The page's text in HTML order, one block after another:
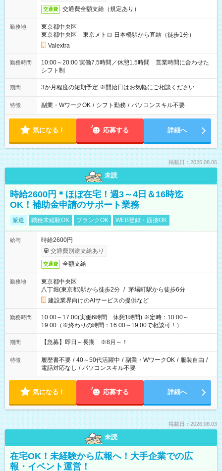
交通費 交通費全額支給（規定あり）
勤務地
東京都中央区
東京都中央区 東京メトロ 日本橋駅から直結（徒歩1分）
Valextra
勤務時間
10:00～20:00 実働7.5時間／休憩1.5時間 営業時間に合わせた
シフト制
期間 3か月程度の短期予定 ※開始日はお気軽にご相談ください
特徴 副業・WワークOK / シフト勤務 / パソコンスキル不要
気になる！ 応募する 詳細へ
掲載日：2026.08.06
未読
時給2600円＊ほぼ在宅！週3～4日＆16時迄
OK！補助金申請のサポート業務
派遣 職種未経験OK ブランクOK WEB登録・面接OK
給与
時給2600円
交通費別途支給あり
交通費 全額支給
勤務地
東京都中央区
八丁堀(東京都)駅から徒歩2分 / 茅場町駅から徒歩6分
建設業界向けのAIサービスの提供など
勤務時間
10:00～17:00(実働6時間 休憩1時間) ※定時：10:00～
19:00（※終わりの時間：16:00～19:00で相談可！）
期間 【急募】即日～長期 ※8月～！
特徴 履歴書不要 / 40～50代活躍中 / 副業・WワークOK / 服装自由 /
電話対応なし / パソコンスキル不要
気になる！ 応募する 詳細へ
掲載日：2026.08.03
未読
在宅OK！未経験から広報へ！大手企業での広
報・イベント運営！